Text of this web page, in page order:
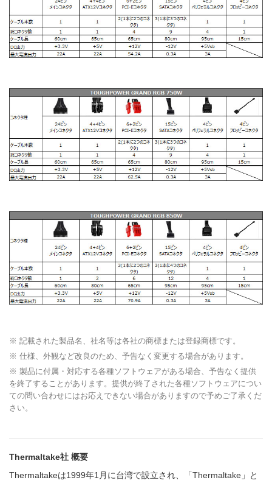
※ 記載された製品名、社名等は各社の商標または登録商標です。
※ 仕様、外観など改良のため、予告なく変更する場合があります。
※ 製品に付属・対応する各種ソフトウェアがある場合、予告なく提供
を終了することがあります。提供が終了された各種ソフトウェアについ
ての問い合わせにはお応えできない場合がありますので予めご了承くだ
さい。
Thermaltake社 概要
Thermaltakeは1999年1月に台湾で設立され、「Thermaltake」と